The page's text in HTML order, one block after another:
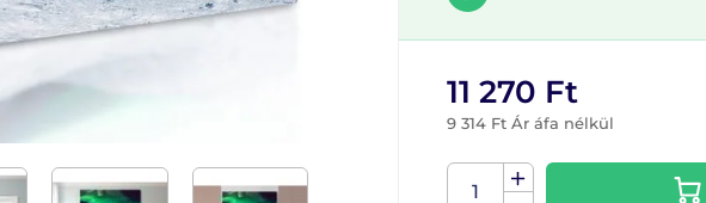
11 270 Ft
9 314 Ft Ár áfa nélkül